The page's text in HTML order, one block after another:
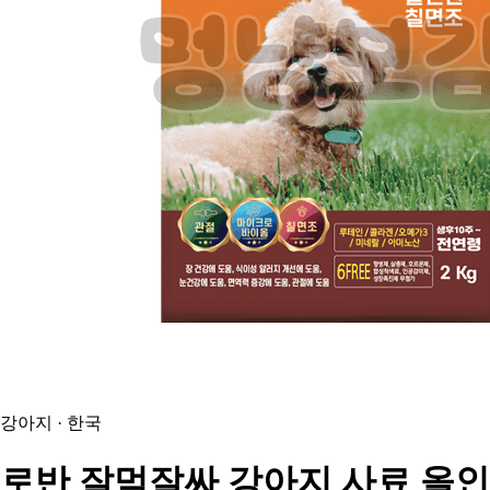
강아지 · 한국
로반 잘먹잘싸 강아지 사료 올